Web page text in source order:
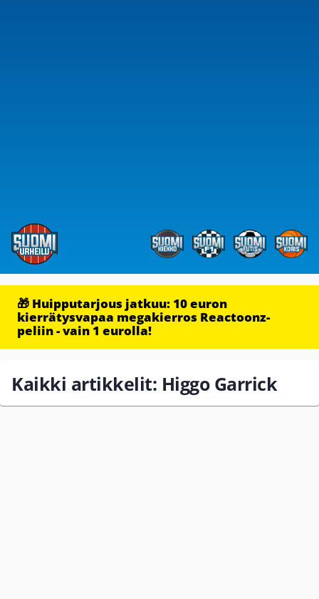
🎁 Huipputarjous jatkuu: 10 euron
kierrätysvapaa megakierros Reactoonz-
peliin - vain 1 eurolla!
Kaikki artikkelit: Higgo Garrick